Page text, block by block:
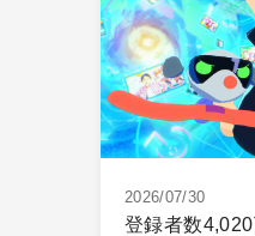
2026/07/30
登録者数